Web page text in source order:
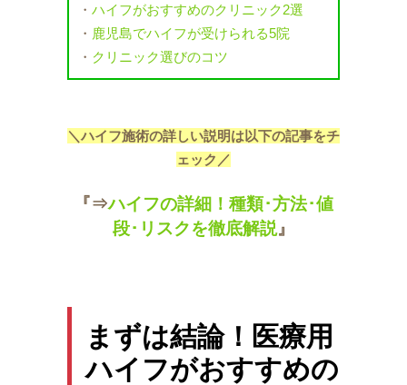
・ ハイフがおすすめのクリニック2選
・ 鹿児島でハイフが受けられる5院
・ クリニック選びのコツ
＼ハイフ施術の詳しい説明は以下の記事をチ
ェック／
『⇒ハイフの詳細！種類･方法･値
段･リスクを徹底解説』
まずは結論！医療用
ハイフがおすすめの